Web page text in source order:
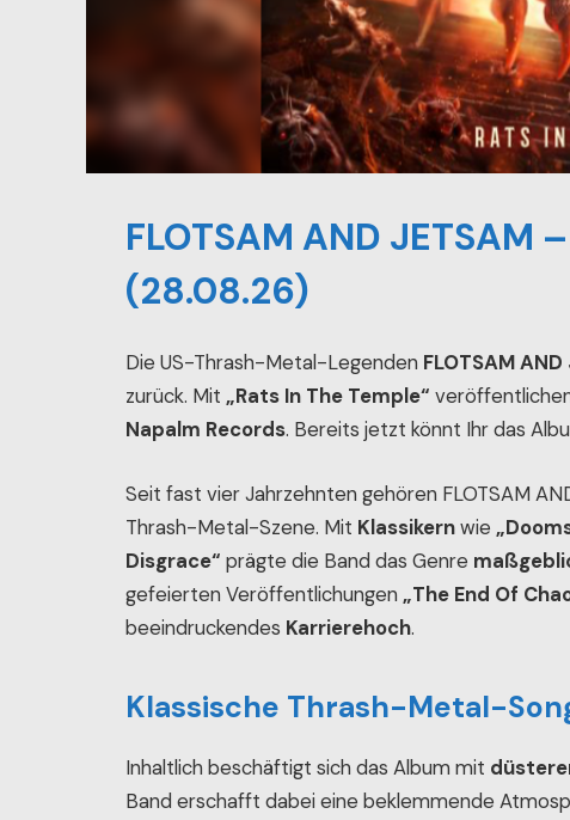
FLOTSAM AND JETSAM
(28.08.26)
Die US-Thrash-Metal-Legenden FLOTSAM AND
zurück. Mit „Rats In The Temple“
Napalm Records. Bereits jetzt könnt Ihr das
Seit fast vier Jahrzehnten gehören FLOTSAM
Thrash-Metal-Szene. Mit Klassikernwie
Disgrace“ prägte die Band das Genre
gefeierten Veröffentlichungen „The End Of
beeindruckendes Karrierehoch.
Klassische Thrash-Metal-
Inhaltlich beschäftigt sich das Album mit
Band erschafft dabei eine beklemmende